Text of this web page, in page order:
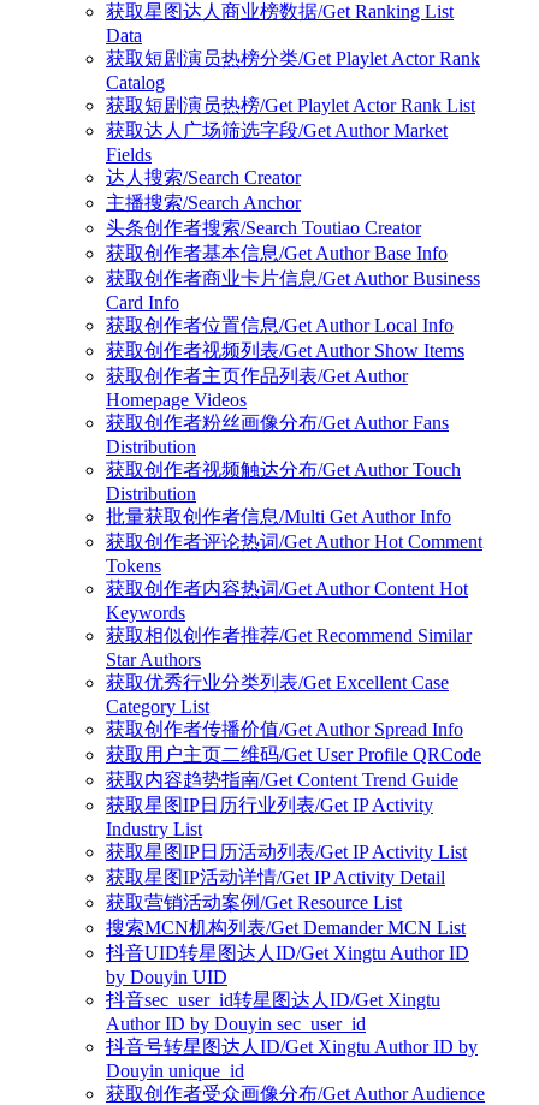
获取星图达人商业榜数据/Get Ranking List
Data
获取短剧演员热榜分类/Get Playlet Actor Rank
Catalog
获取短剧演员热榜/Get Playlet Actor Rank List
获取达人广场筛选字段/Get Author Market
Fields
达人搜索/Search Creator
主播搜索/Search Anchor
头条创作者搜索/Search Toutiao Creator
获取创作者基本信息/Get Author Base Info
获取创作者商业卡片信息/Get Author Business
Card Info
获取创作者位置信息/Get Author Local Info
获取创作者视频列表/Get Author Show Items
获取创作者主页作品列表/Get Author
Homepage Videos
获取创作者粉丝画像分布/Get Author Fans
Distribution
获取创作者视频触达分布/Get Author Touch
Distribution
批量获取创作者信息/Multi Get Author Info
获取创作者评论热词/Get Author Hot Comment
Tokens
获取创作者内容热词/Get Author Content Hot
Keywords
获取相似创作者推荐/Get Recommend Similar
Star Authors
获取优秀行业分类列表/Get Excellent Case
Category List
获取创作者传播价值/Get Author Spread Info
获取用户主页二维码/Get User Profile QRCode
获取内容趋势指南/Get Content Trend Guide
获取星图IP日历行业列表/Get IP Activity
Industry List
获取星图IP日历活动列表/Get IP Activity List
获取星图IP活动详情/Get IP Activity Detail
获取营销活动案例/Get Resource List
搜索MCN机构列表/Get Demander MCN List
抖音UID转星图达人ID/Get Xingtu Author ID
by Douyin UID
抖音sec_user_id转星图达人ID/Get Xingtu
Author ID by Douyin sec_user_id
抖音号转星图达人ID/Get Xingtu Author ID by
Douyin unique_id
获取创作者受众画像分布/Get Author Audience